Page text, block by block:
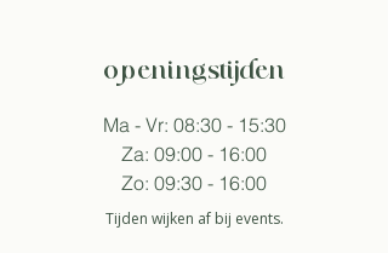
openingstijden
Ma - Vr: 08:30 - 15:30
Za: 09:00 - 16:00
Zo: 09:30 - 16:00
Tijden wijken af bij events.